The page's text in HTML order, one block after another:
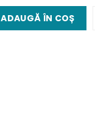
ADAUGĂ ÎN COȘ